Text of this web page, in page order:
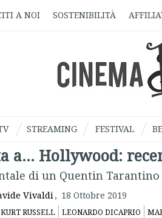
A NOI SOSTENIBILITÀ
STREAMING FESTIVAL
a… Hollywood:
di un Quentin
Vivaldi, 18 Ottobre 2019
KURT RUSSELL LEONARDO DICAPRIO